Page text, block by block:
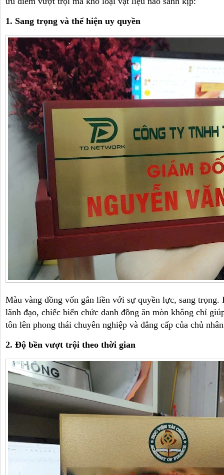
1. Sang trọng và thể hiện uy quyền
Màu vàng đồng vốn gắn liền với sự quyền lực, sang trọng.
lãnh đạo, chiếc biển chức danh đồng ăn mòn không chỉ
tôn lên phong thái chuyên nghiệp và đẳng cấp của chủ
2. Độ bền vượt trội theo thời gian